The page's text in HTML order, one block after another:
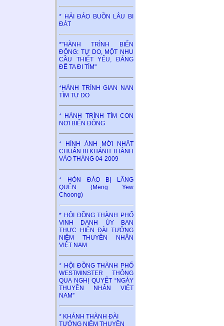
* HẢI ĐẢO BUỒN LÂU BI
ĐÁT
*"HÀNH TRÌNH BIỂN
ĐÔNG: TỰ DO, MỘT NHU
CẦU THIẾT YẾU, ĐÁNG
ĐỂ TA ĐI TÌM"
*HÀNH TRÌNH GIAN NAN
TÌM TỰ DO
* HÀNH TRÌNH TÌM CON
NƠI BIỂN ĐÔNG
* HÌNH ẢNH MỚI NHẤT
CHUẨN BỊ KHÁNH THÀNH
VÀO THÁNG 04-2009
* HÒN ĐẢO BỊ LÃNG
QUÊN (Meng Yew
Choong)
* HỘI ĐỒNG THÀNH PHỐ
VINH DANH ỦY BAN
THỰC HIỆN ĐÀI TƯỞNG
NIỆM THUYỀN NHÂN
VIỆT NAM
* HỘI ĐỒNG THÀNH PHỐ
WESTMINSTER THÔNG
QUA NGHỊ QUYẾT “NGÀY
THUYỀN NHÂN VIỆT
NAM”
* KHÁNH THÀNH ĐÀI
TƯỞNG NIỆM THUYỀN